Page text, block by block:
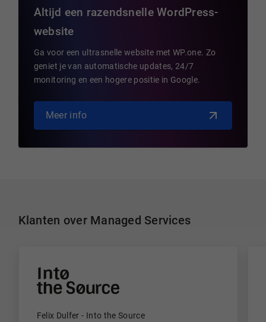
Altijd een razendsnelle WordPress-
website
Ga voor een ultrasnelle website met WP.one. Zo
geniet je van automatische updates, 24/7
monitoring en een hogere positie in Google.
Meer info
Klanten over Managed Services
Felix Dulfer - Into the Source